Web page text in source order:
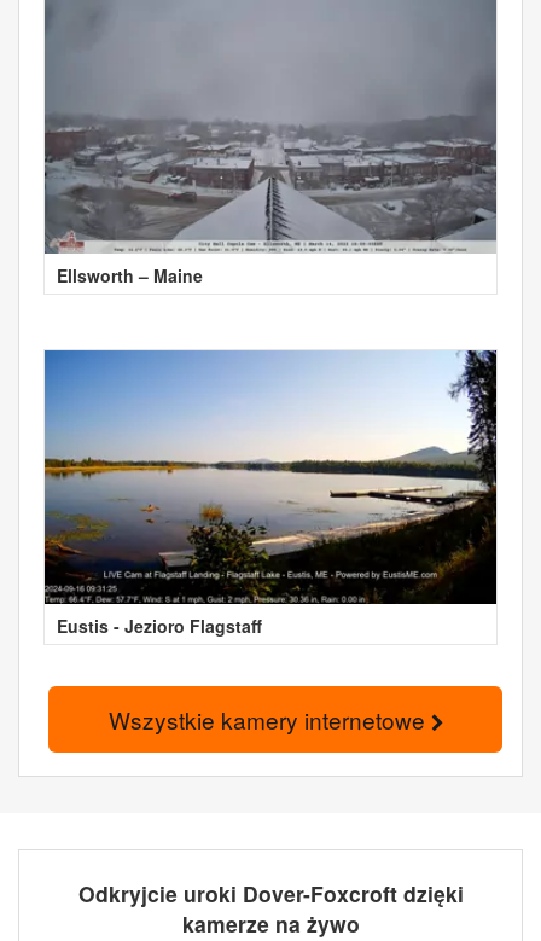
Ellsworth – Maine
Eustis - Jezioro Flagstaff
Wszystkie kamery internetowe
Odkryjcie uroki Dover-Foxcroft dzięki
kamerze na żywo